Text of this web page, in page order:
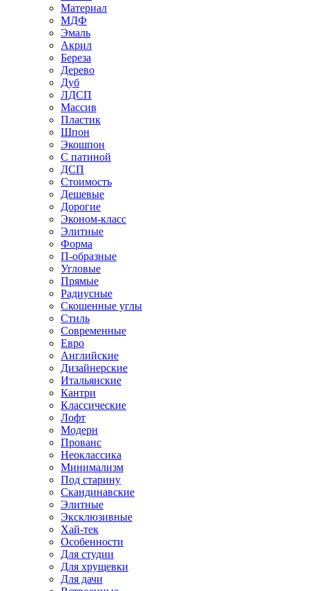
Материал
МДФ
Эмаль
Акрил
Береза
Дерево
Дуб
ЛДСП
Массив
Пластик
Шпон
Экошпон
С патиной
ДСП
Стоимость
Дешевые
Дорогие
Эконом-класс
Элитные
Форма
П-образные
Угловые
Прямые
Радиусные
Скошенные углы
Стиль
Современные
Евро
Английские
Дизайнерские
Итальянские
Кантри
Классические
Лофт
Модерн
Прованс
Неоклассика
Минимализм
Под старину
Скандинавские
Элитные
Эксклюзивные
Хай-тек
Особенности
Для студии
Для хрущевки
Для дачи